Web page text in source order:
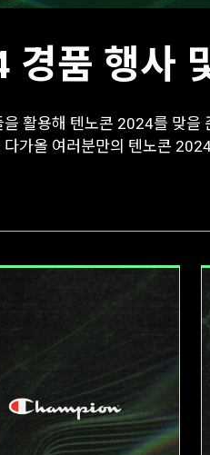
경품 행사
활용해 텐노콘 2024를 맞
가올 여러분만의 텐노콘